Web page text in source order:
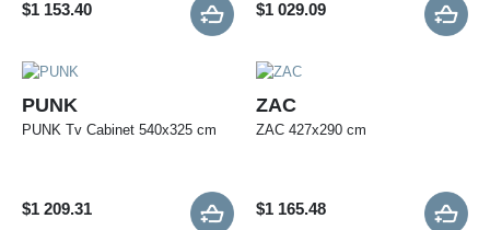
$1 153.40 $1 029.09
PUNK
PUNK Tv Cabinet 540x325 cm
$1 209.31
ZAC
ZAC 427x290 cm
$1 165.48